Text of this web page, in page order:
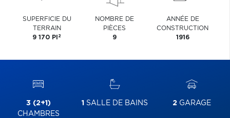
SUPERFICIE DU
TERRAIN
9 170 PI 2
NOMBRE DE
PIÈCES
9
ANNÉE DE
CONSTRUCTION
1916
3 (2+1)
CHAMBRES
1 SALLE DE BAINS 2GARAGE